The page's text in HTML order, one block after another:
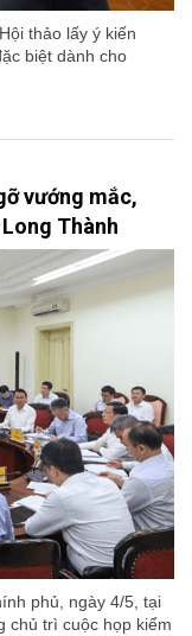
thảo lấy ý kiến
biệt dành cho
vướng mắc,
Thành
phủ, ngày 4/5, tại
chủ trì cuộc họp kiểm